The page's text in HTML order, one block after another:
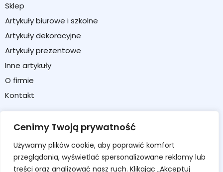
Cenimy Twoją prywatność
Używamy plików cookie, aby poprawić komfort
przeglądania, wyświetlać spersonalizowane reklamy lub
treści oraz analizować nasz ruch. Klikając „Akceptuj
Sklep
Artykuły biurowe i szkolne
Artykuły dekoracyjne
Artykuły prezentowe
Inne artykuły
O firmie
Kontakt
Koszyk
Formularz zwrotu / reklamacji